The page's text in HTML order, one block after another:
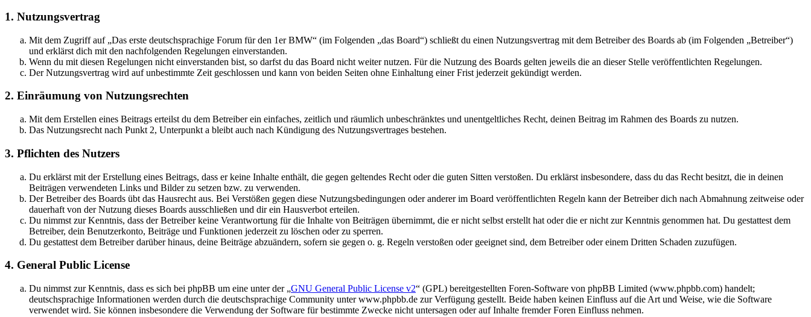
1. Nutzungsvertrag
Mit dem Zugriff auf „Das erste deutschsprachige Forum für den 1er BMW“ (im Folgenden „das Board“) schließt du einen Nutzungsvertrag mit dem Betreiber des Boards ab (im Folgenden „Betreiber“)
und erklärst dich mit den nachfolgenden Regelungen einverstanden.
Wenn du mit diesen Regelungen nicht einverstanden bist, so darfst du das Board nicht weiter nutzen. Für die Nutzung des Boards gelten jeweils die an dieser Stelle veröffentlichten Regelungen.
Der Nutzungsvertrag wird auf unbestimmte Zeit geschlossen und kann von beiden Seiten ohne Einhaltung einer Frist jederzeit gekündigt werden.
2. Einräumung von Nutzungsrechten
Mit dem Erstellen eines Beitrags erteilst du dem Betreiber ein einfaches, zeitlich und räumlich unbeschränktes und unentgeltliches Recht, deinen Beitrag im Rahmen des Boards zu nutzen.
Das Nutzungsrecht nach Punkt 2, Unterpunkt a bleibt auch nach Kündigung des Nutzungsvertrages bestehen.
3. Pflichten des Nutzers
Du erklärst mit der Erstellung eines Beitrags, dass er keine Inhalte enthält, die gegen geltendes Recht oder die guten Sitten verstoßen. Du erklärst insbesondere, dass du das Recht besitzt, die in deinen
Beiträgen verwendeten Links und Bilder zu setzen bzw. zu verwenden.
Der Betreiber des Boards übt das Hausrecht aus. Bei Verstößen gegen diese Nutzungsbedingungen oder anderer im Board veröffentlichten Regeln kann der Betreiber dich nach Abmahnung zeitweise oder
dauerhaft von der Nutzung dieses Boards ausschließen und dir ein Hausverbot erteilen.
Du nimmst zur Kenntnis, dass der Betreiber keine Verantwortung für die Inhalte von Beiträgen übernimmt, die er nicht selbst erstellt hat oder die er nicht zur Kenntnis genommen hat. Du gestattest dem
Betreiber, dein Benutzerkonto, Beiträge und Funktionen jederzeit zu löschen oder zu sperren.
Du gestattest dem Betreiber darüber hinaus, deine Beiträge abzuändern, sofern sie gegen o. g. Regeln verstoßen oder geeignet sind, dem Betreiber oder einem Dritten Schaden zuzufügen.
4. General Public License
Du nimmst zur Kenntnis, dass es sich bei phpBB um eine unter der „GNU General Public License v2“ (GPL) bereitgestellten Foren-Software von phpBB Limited (www.phpbb.com) handelt;
deutschsprachige Informationen werden durch die deutschsprachige Community unter www.phpbb.de zur Verfügung gestellt. Beide haben keinen Einfluss auf die Art und Weise, wie die Software
verwendet wird. Sie können insbesondere die Verwendung der Software für bestimmte Zwecke nicht untersagen oder auf Inhalte fremder Foren Einfluss nehmen.